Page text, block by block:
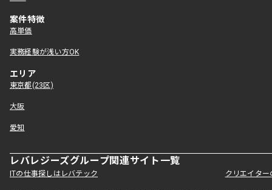
案件特徴
高単価
実務経験が浅い方OK
エリア
東京都(23区)
大阪
愛知
レバレジーズグループ関連サイト一覧
ITの仕事探しはレバテック クリエイタ